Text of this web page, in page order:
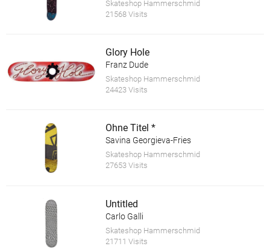
Skateshop Hammerschmid
21568 Visits
Glory Hole
Franz Dude
Skateshop Hammerschmid
24423 Visits
Ohne Titel *
Savina Georgieva-Fries
Skateshop Hammerschmid
27653 Visits
Untitled
Carlo Galli
Skateshop Hammerschmid
21711 Visits